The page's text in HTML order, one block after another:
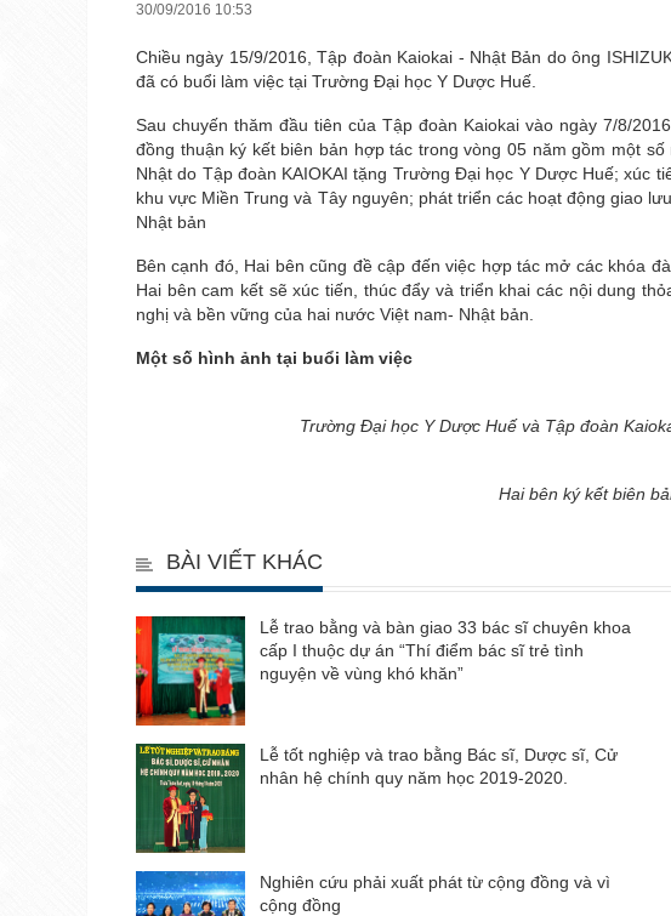
30/09/2016 10:53
Chiều ngày 15/9/2016, Tập đoàn Kaiokai - Nhật Bản do ông
đã có buổi làm việc tại Trường Đại học Y Dược Huế.
Sau chuyến thăm đầu tiên của Tập đoàn Kaiokai vào ngày 7/8/
đồng thuận ký kết biên bản hợp tác trong vòng 05 năm gồm một
Nhật do Tập đoàn KAIOKAI tặng Trường Đại học Y Dược Huế; xúc
khu vực Miền Trung và Tây nguyên; phát triển các hoạt động giao
Nhật bản
Bên cạnh đó, Hai bên cũng đề cập đến việc hợp tác mở các khóa
Hai bên cam kết sẽ xúc tiến, thúc đẩy và triển khai các nội dung
nghị và bền vững của hai nước Việt nam- Nhật bản.
Một số hình ảnh tại buổi làm việc
Trường Đại học Y Dược Huế và Tập đoàn
Hai bên ký kết biên
BÀI VIẾT KHÁC
Lễ trao bằng và bàn giao 33 bác sĩ chuyên khoa
cấp I thuộc dự án “Thí điểm bác sĩ trẻ tình
nguyện về vùng khó khăn”
Lễ tốt nghiệp và trao bằng Bác sĩ, Dược sĩ, Cử
nhân hệ chính quy năm học 2019-2020.
Nghiên cứu phải xuất phát từ cộng đồng và vì
cộng đồng